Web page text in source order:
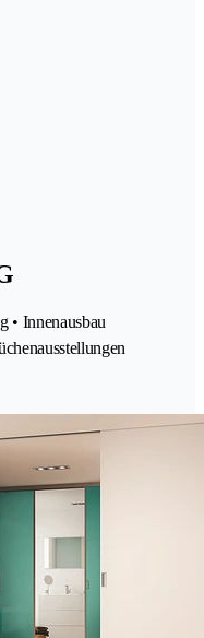
• Innenausbau